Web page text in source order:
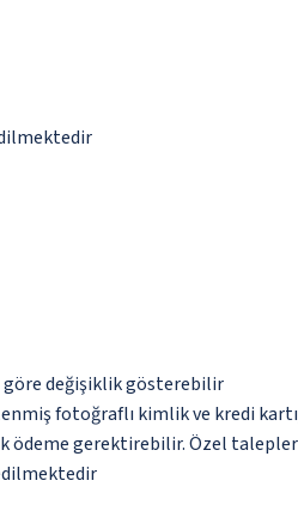
göre değişiklik gösterebilir
fotoğraflı kimlik ve kredi
ödeme gerektirebilir. Özel